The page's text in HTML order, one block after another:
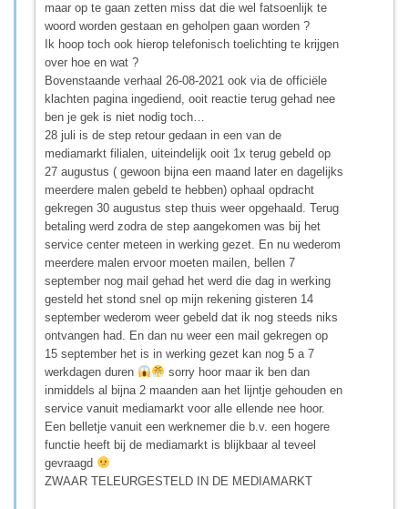
maar op te gaan zetten miss dat die wel fatsoenlijk te
woord worden gestaan en geholpen gaan worden ?
Ik hoop toch ook hierop telefonisch toelichting te krijgen
over hoe en wat ?
Bovenstaande verhaal 26-08-2021 ook via de officiële
klachten pagina ingediend, ooit reactie terug gehad nee
ben je gek is niet nodig toch…
28 juli is de step retour gedaan in een van de
mediamarkt filialen, uiteindelijk ooit 1x terug gebeld op
27 augustus ( gewoon bijna een maand later en dagelijks
meerdere malen gebeld te hebben) ophaal opdracht
gekregen 30 augustus step thuis weer opgehaald. Terug
betaling werd zodra de step aangekomen was bij het
service center meteen in werking gezet. En nu wederom
meerdere malen ervoor moeten mailen, bellen 7
september nog mail gehad het werd die dag in werking
gesteld het stond snel op mijn rekening gisteren 14
september wederom weer gebeld dat ik nog steeds niks
ontvangen had. En dan nu weer een mail gekregen op
15 september het is in werking gezet kan nog 5 a 7
werkdagen duren
sorry hoor maar ik ben dan
inmiddels al bijna 2 maanden aan het lijntje gehouden en
service vanuit mediamarkt voor alle ellende nee hoor.
Een belletje vanuit een werknemer die b.v. een hogere
functie heeft bij de mediamarkt is blijkbaar al teveel
gevraagd
ZWAAR TELEURGESTELD IN DE MEDIAMARKT